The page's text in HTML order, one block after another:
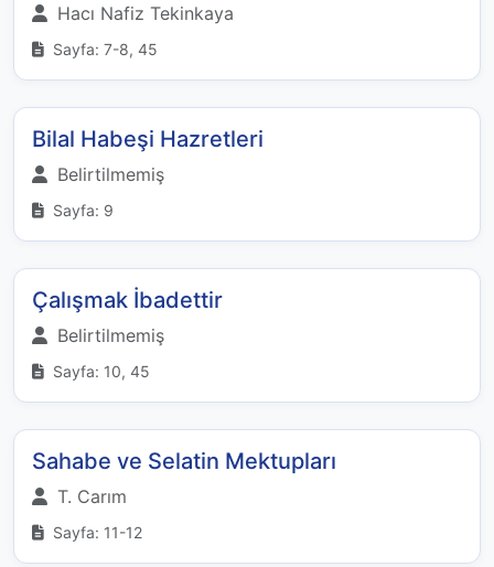
Hacı Nafiz Tekinkaya
Sayfa: 7-8, 45
Bilal Habeşi Hazretleri
Belirtilmemiş
Sayfa: 9
Çalışmak İbadettir
Belirtilmemiş
Sayfa: 10, 45
Sahabe ve Selatin Mektupları
T. Carım
Sayfa: 11-12